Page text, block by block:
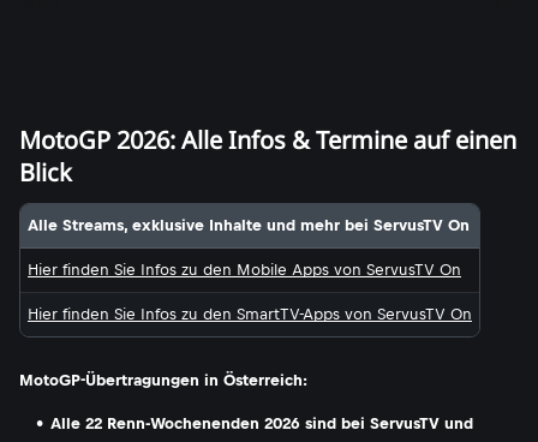
MotoGP 2026: Alle Infos & Termine auf einen
Blick
Alle Streams, exklusive Inhalte und mehr bei ServusTV On
Hier finden Sie Infos zu den Mobile Apps von ServusTV On
Hier finden Sie Infos zu den SmartTV-Apps von ServusTV On
MotoGP-Übertragungen in Österreich:
Alle 22 Renn-Wochenenden 2026 sind bei ServusTV und